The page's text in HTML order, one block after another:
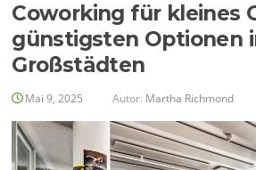
Coworking für kleines
günstigsten Optionen
Großstädten
Mai 9, 2025 Autor: Martha Richmond